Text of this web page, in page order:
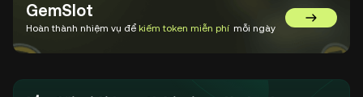
GemSlot
Hoàn thành nhiệm vụ để kiếm token miễn phí mỗi ngày Chuyển